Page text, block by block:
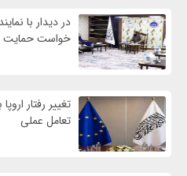
در دیدار با
خواست حمایت
تغییر رفتار
تعامل عملی